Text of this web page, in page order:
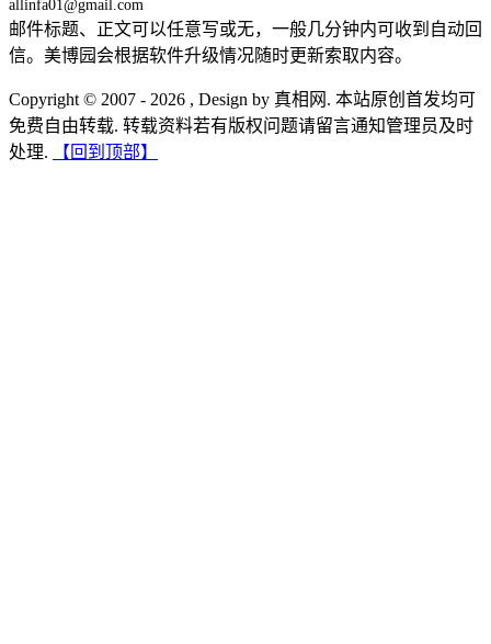
allinfa01@gmail.com
邮件标题、正文可以任意写或无，一般几分钟内可收到自动回
信。美博园会根据软件升级情况随时更新索取内容。
Copyright © 2007 - 2026 , Design by 真相网. 本站原创首发均可
免费自由转载. 转载资料若有版权问题请留言通知管理员及时
处理.
【回到顶部】